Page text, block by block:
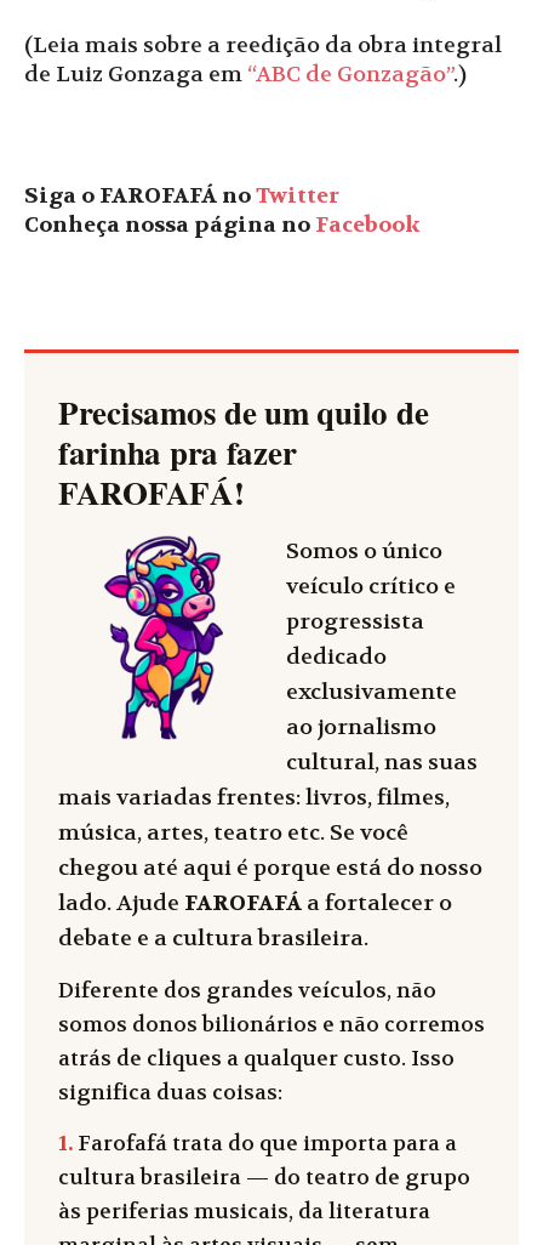
(Leia mais sobre a reedição da obra integral
de Luiz Gonzaga em “ABC de Gonzagão”.)
Siga o FAROFAFÁ noTwitter
Conheça nossa página no Facebook
Precisamos de um quilo de
farinha pra fazer
FAROFAFÁ!
Somos o único
veículo crítico e
progressista
dedicado
exclusivamente
ao jornalismo
cultural, nas suas
mais variadas frentes: livros, filmes,
música, artes, teatro etc. Se você
chegou até aqui é porque está do nosso
lado. Ajude FAROFAFÁ a fortalecer o
debate e a cultura brasileira.
Diferente dos grandes veículos, não
somos donos bilionários e não corremos
atrás de cliques a qualquer custo. Isso
significa duas coisas:
1. Farofafá trata do que importa para a
cultura brasileira — do teatro de grupo
às periferias musicais, da literatura